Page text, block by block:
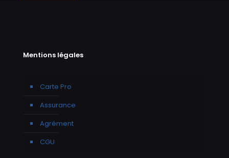
Mentions légales
Carte Pro
Assurance
Agrément
CGU